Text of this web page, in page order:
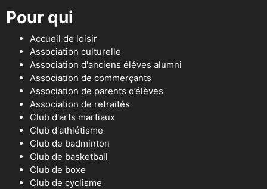
Pour qui
Accueil de loisir
Association culturelle
Association d'anciens éléves alumni
Association de commerçants
Association de parents d’élèves
Association de retraités
Club d'arts martiaux
Club d'athlétisme
Club de badminton
Club de basketball
Club de boxe
Club de cyclisme